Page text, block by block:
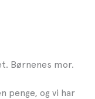
Børnenes mor.
penge, og vi har